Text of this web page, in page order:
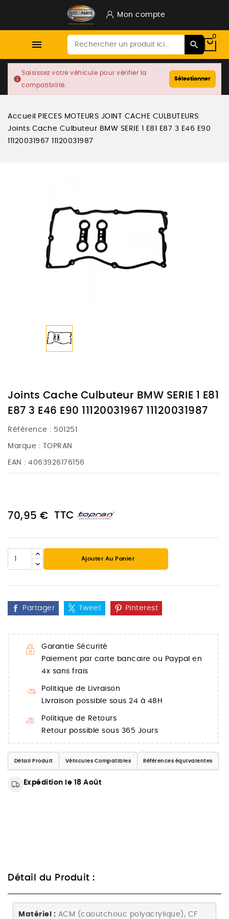
Mon compte

0
info
Saisissez votre véhicule pour vérifier la
compatibilité.
Sélectionner
Accueil PIECES MOTEURS JOINT CACHE CULBUTEURS
Joints Cache Culbuteur BMW SERIE 1 E81 E87 3 E46 E90
11120031967 11120031987
Joints Cache Culbuteur BMW SERIE 1 E81
E87 3 E46 E90 11120031967 11120031987
Référence : 501251
Marque : TOPRAN
EAN : 4063926176156
70,95 € TTC
Ajouter Au Panier
Partager Tweet Pinterest
Garantie Sécurité
Paiement par carte bancaire ou Paypal en
4x sans frais
Politique de Livraison
Livraison possible sous 24 à 48H
Politique de Retours
Retour possible sous 365 Jours
Détail Produit Véhicules Compatibles Références équivalentes
Expédition le 18 Août
Détail du Produit :
Matériel : ACM (caoutchouc polyacrylique), CF